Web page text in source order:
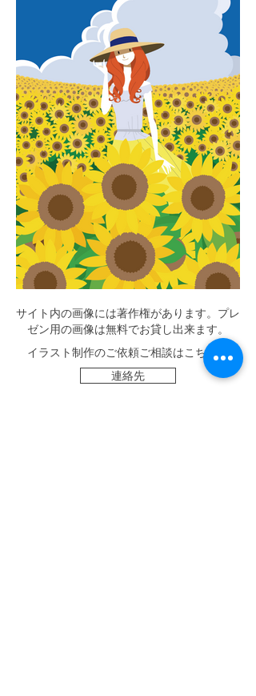
サイト内の画像には著作権があります。プレ
ゼン用の画像は無料でお貸し出来ます。
​イラスト制作のご依頼ご相談はこちらに
連絡先